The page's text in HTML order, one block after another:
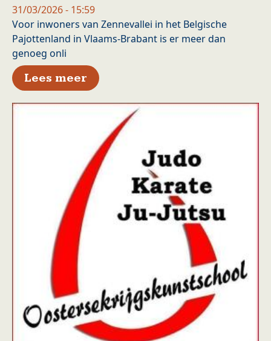
31/03/2026 - 15:59
Voor inwoners van Zennevallei in het Belgische
Pajottenland in Vlaams-Brabant is er meer dan
genoeg onli
Lees meer over Verantwoord Online